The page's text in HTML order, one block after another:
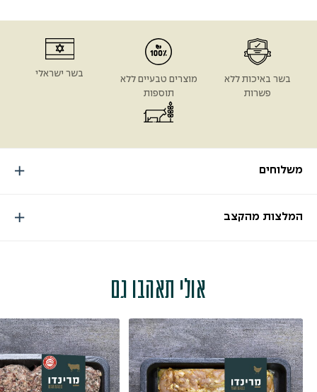
משלוחים
המלצות מהקצב
בשר באיכות ללא
פשרות
מוצרים טבעיים ללא
תוספות
בשר ישראלי
אולי תאהבו גם